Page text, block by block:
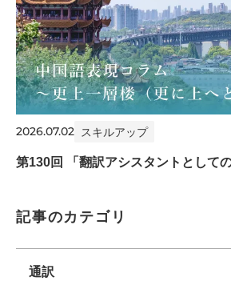
2026.07.02 スキルアップ
第130回 「翻訳アシスタントとして
記事のカテゴリ
通訳